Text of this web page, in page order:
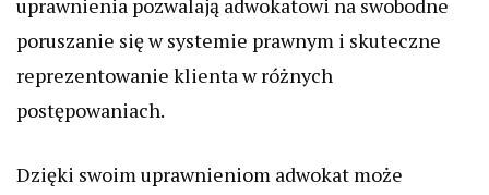
uprawnienia pozwalają adwokatowi na swobodne
poruszanie się w systemie prawnym i skuteczne
reprezentowanie klienta w różnych
postępowaniach.
Dzięki swoim uprawnieniom adwokat może